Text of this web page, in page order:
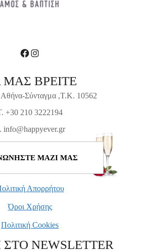
ΜΑΣ ΒΡΕΙΤΕ
Σύνταγμα ,Τ.Κ. 10562
+30 210 3222194
info@happyever.gr
ΜΑΖΙ ΜΑΣ
Απορρήτου
Όροι Χρήσης
Πολιτική Cookies
Facebook
Instagram
NEWSLETTER